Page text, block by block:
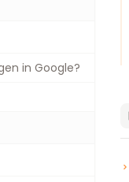
in Google?